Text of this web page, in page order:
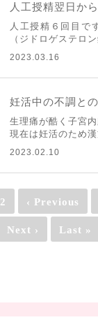
人工授精翌日か
人工授精６回目で
（ジドロゲステロ
2023.03.16
妊活中の不調と
生理痛が酷く子宮
現在は妊活のため
2023.02.10
‹ Previous
Next › Last »